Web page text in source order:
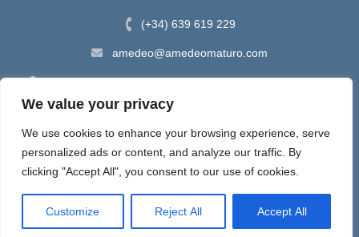
We value your privacy
We use cookies to enhance your browsing experience, serve
personalized ads or content, and analyze our traffic. By
clicking "Accept All", you consent to our use of cookies.
Customize Reject All Accept All
(+34) 639 619 229
amedeo@amedeomaturo.com
Av. Rambla Méndez Núnez, 12, Alicante 03002, España
Aviso Legal|Política de Privacidad|Política de cookies
Espira, sastre de tus ideas en internet © 2020